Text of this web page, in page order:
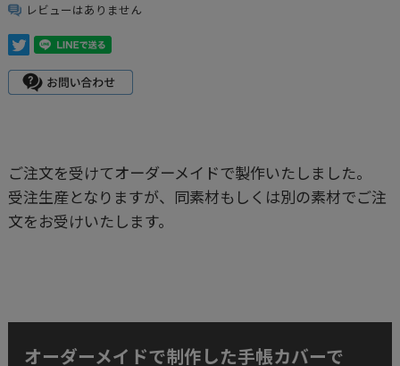
レビューはありません
ご注文を受けてオーダーメイドで製作いたしました。
受注生産となりますが、同素材もしくは別の素材でご注
文をお受けいたします。
オーダーメイドで制作した手帳カバーで